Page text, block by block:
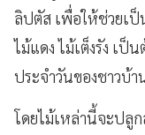
ลิปตัส เพื่อให้ช่วยเป็
ไม้แดง ไม้เต็งรัง เ
ประจำวันของชาวบ้
โดยไม้เหล่านี้จะปลู